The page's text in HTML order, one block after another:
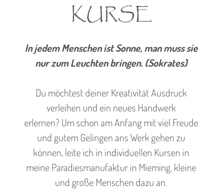
KURSE
In jedem Menschen ist Sonne, man muss sie
nur zum Leuchten bringen. (Sokrates)
Du möchtest deiner Kreativität Ausdruck
verleihen und ein neues Handwerk
erlernen? Um schon am Anfang mit viel Freude
und gutem Gelingen ans Werk gehen zu
können, leite ich in individuellen Kursen in
meine Paradiesmanufaktur in Mieming, kleine
und große Menschen dazu an.